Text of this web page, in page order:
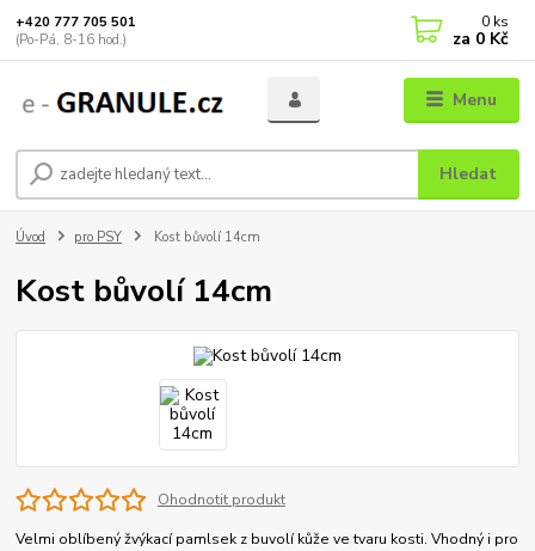
Menu
Hledat
+420 777 705 501
(Po-Pá, 8-16 hod.)
0 ks
za 0 Kč
Úvod pro PSY Kost bůvolí 14cm
Kost bůvolí 14cm
Ohodnotit produkt
Velmi oblíbený žvýkací pamlsek z buvolí kůže ve tvaru kosti. Vhodný i pro